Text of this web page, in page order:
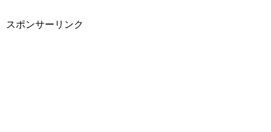
スポンサーリンク